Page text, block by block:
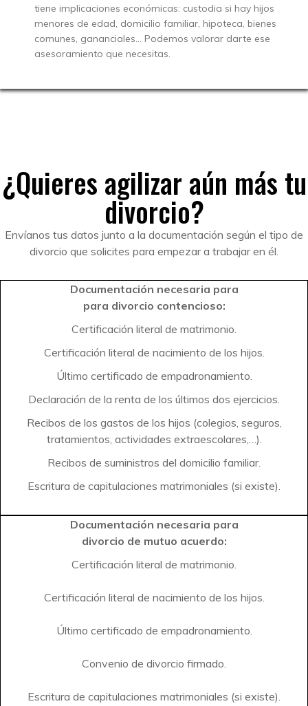
tiene implicaciones económicas: custodia si hay hijos
menores de edad, domicilio familiar, hipoteca, bienes
comunes, gananciales… Podemos valorar darte ese
asesoramiento que necesitas.
¿Quieres agilizar aún más tu
divorcio?
Envíanos tus datos junto a la documentación según el tipo de
divorcio que solicites para empezar a trabajar en él.
Documentación necesaria para
para divorcio contencioso:
Certificación literal de matrimonio.
Certificación literal de nacimiento de los hijos.
Último certificado de empadronamiento.
Declaración de la renta de los últimos dos ejercicios.
Recibos de los gastos de los hijos (colegios, seguros,
tratamientos, actividades extraescolares,…).
Recibos de suministros del domicilio familiar.
Escritura de capitulaciones matrimoniales (si existe).
Documentación necesaria para
divorcio de mutuo acuerdo:
Certificación literal de matrimonio.
Certificación literal de nacimiento de los hijos.
Último certificado de empadronamiento.
Convenio de divorcio firmado.
Escritura de capitulaciones matrimoniales (si existe).